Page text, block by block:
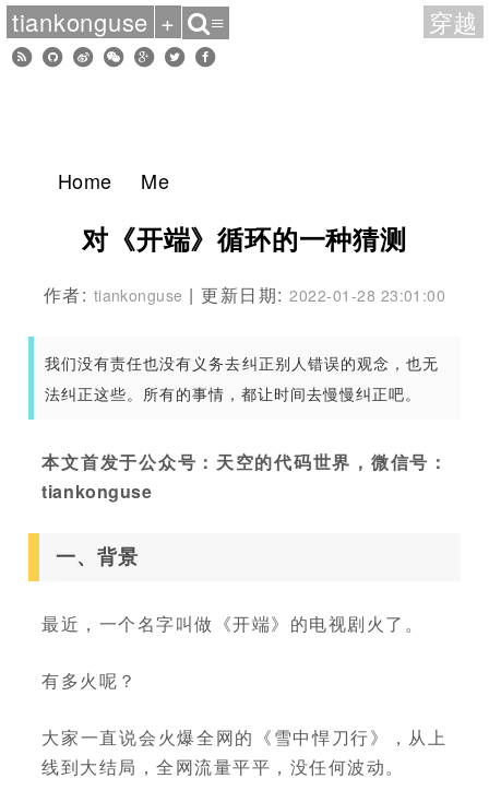
Home Me
对《开端》循环的一种猜测
作者: tiankonguse | 更新日期:2022-01-28 23:01:00
我们没有责任也没有义务去纠正别人错误的观念，也无
法纠正这些。所有的事情，都让时间去慢慢纠正吧。
本文首发于公众号：天空的代码世界，微信号：
tiankonguse
一、背景
最近，一个名字叫做《开端》的电视剧火了。
有多火呢？
大家一直说会火爆全网的《雪中悍刀行》，从上
线到大结局，全网流量平平，没任何波动。
tiankonguse + ≡ 穿越